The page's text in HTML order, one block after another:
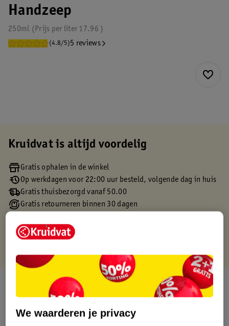
Handzeep
250ml 17.96
Prijs per liter
(4.8/5)5 reviews
Kruidvat is altijd voordelig
Gratis ophalen in de winkel
Op werkdagen voor 22:00 uur besteld, volgende dag in huis
Gratis thuisbezorgd vanaf 50.00
Gratis retourneren binnen 30 dagen
Over dit product
Productinformatie
We waarderen je privacy